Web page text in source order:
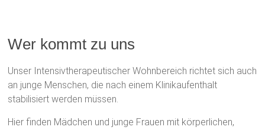
Wer kommt zu uns
Unser Intensivtherapeutischer Wohnbereich richtet sich auch
an junge Menschen, die nach einem Klinikaufenthalt
stabilisiert werden müssen.
Hier finden Mädchen und junge Frauen mit körperlichen,